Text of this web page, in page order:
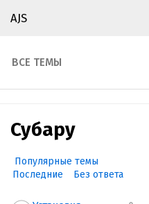
AJS
ВСЕ ТЕМЫ
Субару
Популярные темы
Последние
Без ответа